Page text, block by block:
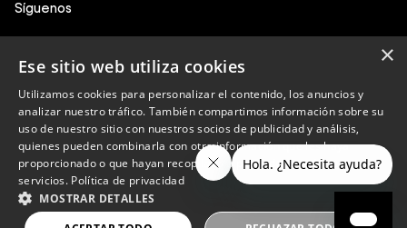
Política de Privacidad y tratamiento de datos personales
Política de Cookies
Libro de reclamaciones
Políticas de recojo en tienda
Síguenos
Calvin Klein
Copyright © 2023 Calvin Klein peru ®. Todos los
derechos reservados.
×
Ese sitio web utiliza cookies
Utilizamos cookies para personalizar el contenido, los anuncios y
analizar nuestro tráfico. También compartimos información sobre su
uso de nuestro sitio con nuestros socios de publicidad y análisis,
quienes pueden combinarla con otra información que les haya
proporcionado o que hayan recopilado a partir del uso de sus
servicios. Política de privacidad
MOSTRAR DETALLES